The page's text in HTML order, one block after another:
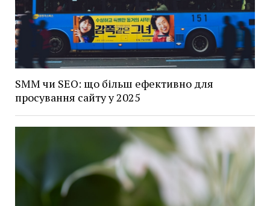
SMM чи SEO: що більш ефективно для
просування сайту у 2025